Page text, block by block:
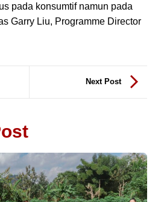
pada konsumtif namun pada
Garry Liu, Programme Director
Next Post